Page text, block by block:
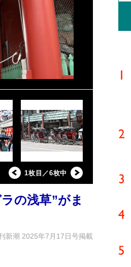
1枚目／6枚中
の浅草”がま
新潮 2025年7月17日号掲載